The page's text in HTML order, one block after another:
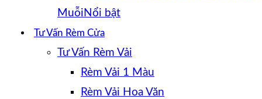
Muỗi
Tư Vấn Rèm Cửa
Tư Vấn Rèm Vải
Rèm Vải 1 Màu
Rèm Vải Hoa Văn